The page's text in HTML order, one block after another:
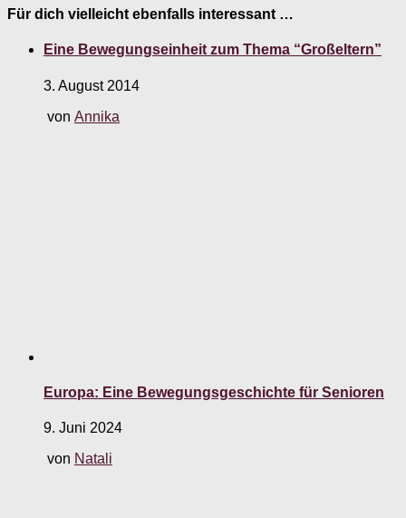
Für dich vielleicht ebenfalls interessant …
Eine Bewegungseinheit zum Thema “Großeltern”
3. August 2014
von Annika
Europa: Eine Bewegungsgeschichte für Senioren
9. Juni 2024
von Natali